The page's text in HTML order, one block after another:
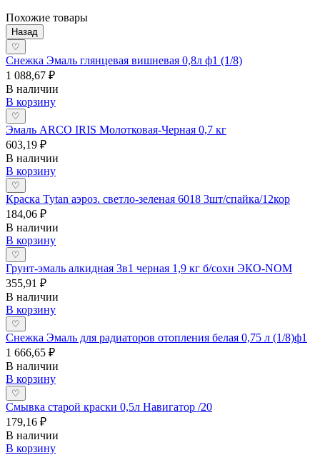
Похожие товары
Назад
♡
Снежка Эмаль глянцевая вишневая 0,8л ф1 (1/8)
1 088,67 ₽
В наличии
В корзину
♡
Эмаль ARCO IRIS Молотковая-Черная 0,7 кг
603,19 ₽
В наличии
В корзину
♡
Краска Tytan аэроз. светло-зеленая 6018 3шт/спайка/12кор
184,06 ₽
В наличии
В корзину
♡
Грунт-эмаль алкидная 3в1 черная 1,9 кг б/сохн ЭКО-NOM
355,91 ₽
В наличии
В корзину
♡
Снежка Эмаль для радиаторов отопления белая 0,75 л (1/8)ф1
1 666,65 ₽
В наличии
В корзину
♡
Смывка старой краски 0,5л Навигатор /20
179,16 ₽
В наличии
В корзину